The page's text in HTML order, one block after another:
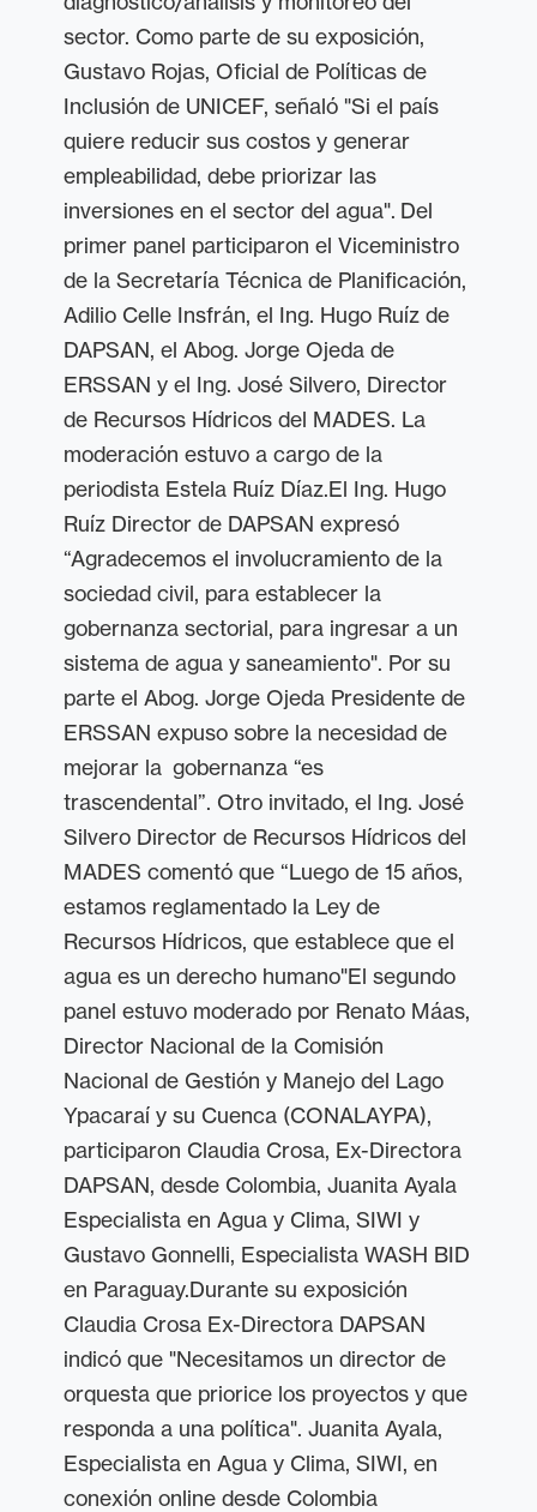
sector. Como parte de su exposición,
Gustavo Rojas, Oficial de Políticas de
Inclusión de UNICEF, señaló "Si el país
quiere reducir sus costos y generar
empleabilidad, debe priorizar las
inversiones en el sector del agua". Del
primer panel participaron el Viceministro
de la Secretaría Técnica de Planificación,
Adilio Celle Insfrán, el Ing. Hugo Ruíz de
DAPSAN, el Abog. Jorge Ojeda de
ERSSAN y el Ing. José Silvero, Director
de Recursos Hídricos del MADES. La
moderación estuvo a cargo de la
periodista Estela Ruíz Díaz.El Ing. Hugo
Ruíz Director de DAPSAN expresó
“Agradecemos el involucramiento de la
sociedad civil, para establecer la
gobernanza sectorial, para ingresar a un
sistema de agua y saneamiento". Por su
parte el Abog. Jorge Ojeda Presidente de
ERSSAN expuso sobre la necesidad de
mejorar la gobernanza “es
trascendental”. Otro invitado, el Ing. José
Silvero Director de Recursos Hídricos del
MADES comentó que “Luego de 15 años,
estamos reglamentado la Ley de
Recursos Hídricos, que establece que el
agua es un derecho humano"El segundo
panel estuvo moderado por Renato Máas,
Director Nacional de la Comisión
Nacional de Gestión y Manejo del Lago
Ypacaraí y su Cuenca (CONALAYPA),
participaron Claudia Crosa, Ex-Directora
DAPSAN, desde Colombia, Juanita Ayala
Especialista en Agua y Clima, SIWI y
Gustavo Gonnelli, Especialista WASH BID
en Paraguay.Durante su exposición
Claudia Crosa Ex-Directora DAPSAN
indicó que "Necesitamos un director de
orquesta que priorice los proyectos y que
responda a una política". Juanita Ayala,
Especialista en Agua y Clima, SIWI, en
conexión online desde Colombia